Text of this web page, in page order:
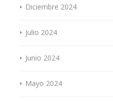
Diciembre 2024
Julio 2024
Junio 2024
Mayo 2024